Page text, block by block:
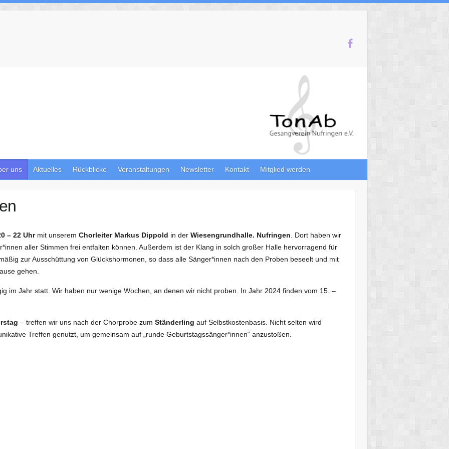
uns Aktuelles Rückblicke Veranstaltungen Newsletter Kontakt Mitglied werden
– 22 Uhrmit unserem Chorleiter Markus Dippold in der Wiesengrundhalle. Nufringen. Dort haben wir
aller Stimmen frei entfalten können. Außerdem ist der Klang in solch großer Halle hervorragend für
zur Ausschüttung von Glückshormonen, so dass alle Sänger*innen nach den Proben beseelt und mit
gehen.
im Jahr statt. Wir haben nur wenige Wochen, an denen wir nicht proben. In Jahr 2024 finden vom 15. –
– treffen wir uns nach der Chorprobe zum Ständerling auf Selbstkostenbasis. Nicht selten wird
Treffen genutzt, um gemeinsam auf „runde Geburtstagssänger*innen“ anzustoßen.